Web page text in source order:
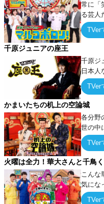
常に「
る芸人
出でて
TVer
千原ジュニアの座王
千原ジ
日本人
ーム』
ケ・歌
タを競
TVer
かまいたちの机上の空論城
各分野
世の中
みたら
論”に
TVer
火曜は全力！華大さんと千鳥
こんな
気にな
ー！
TVer